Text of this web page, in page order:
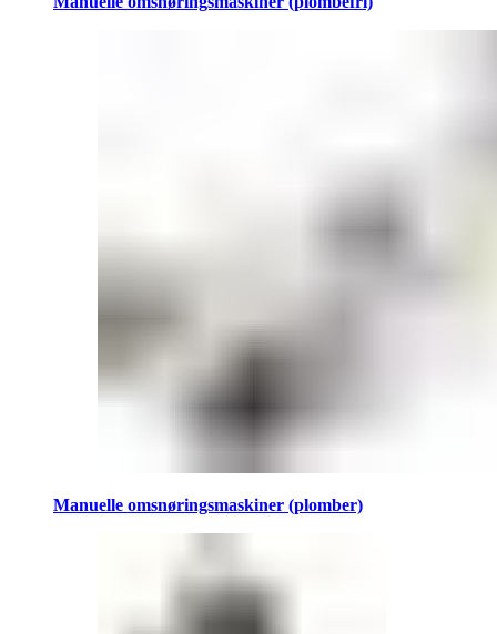
Manuelle omsnøringsmaskiner (plomber)